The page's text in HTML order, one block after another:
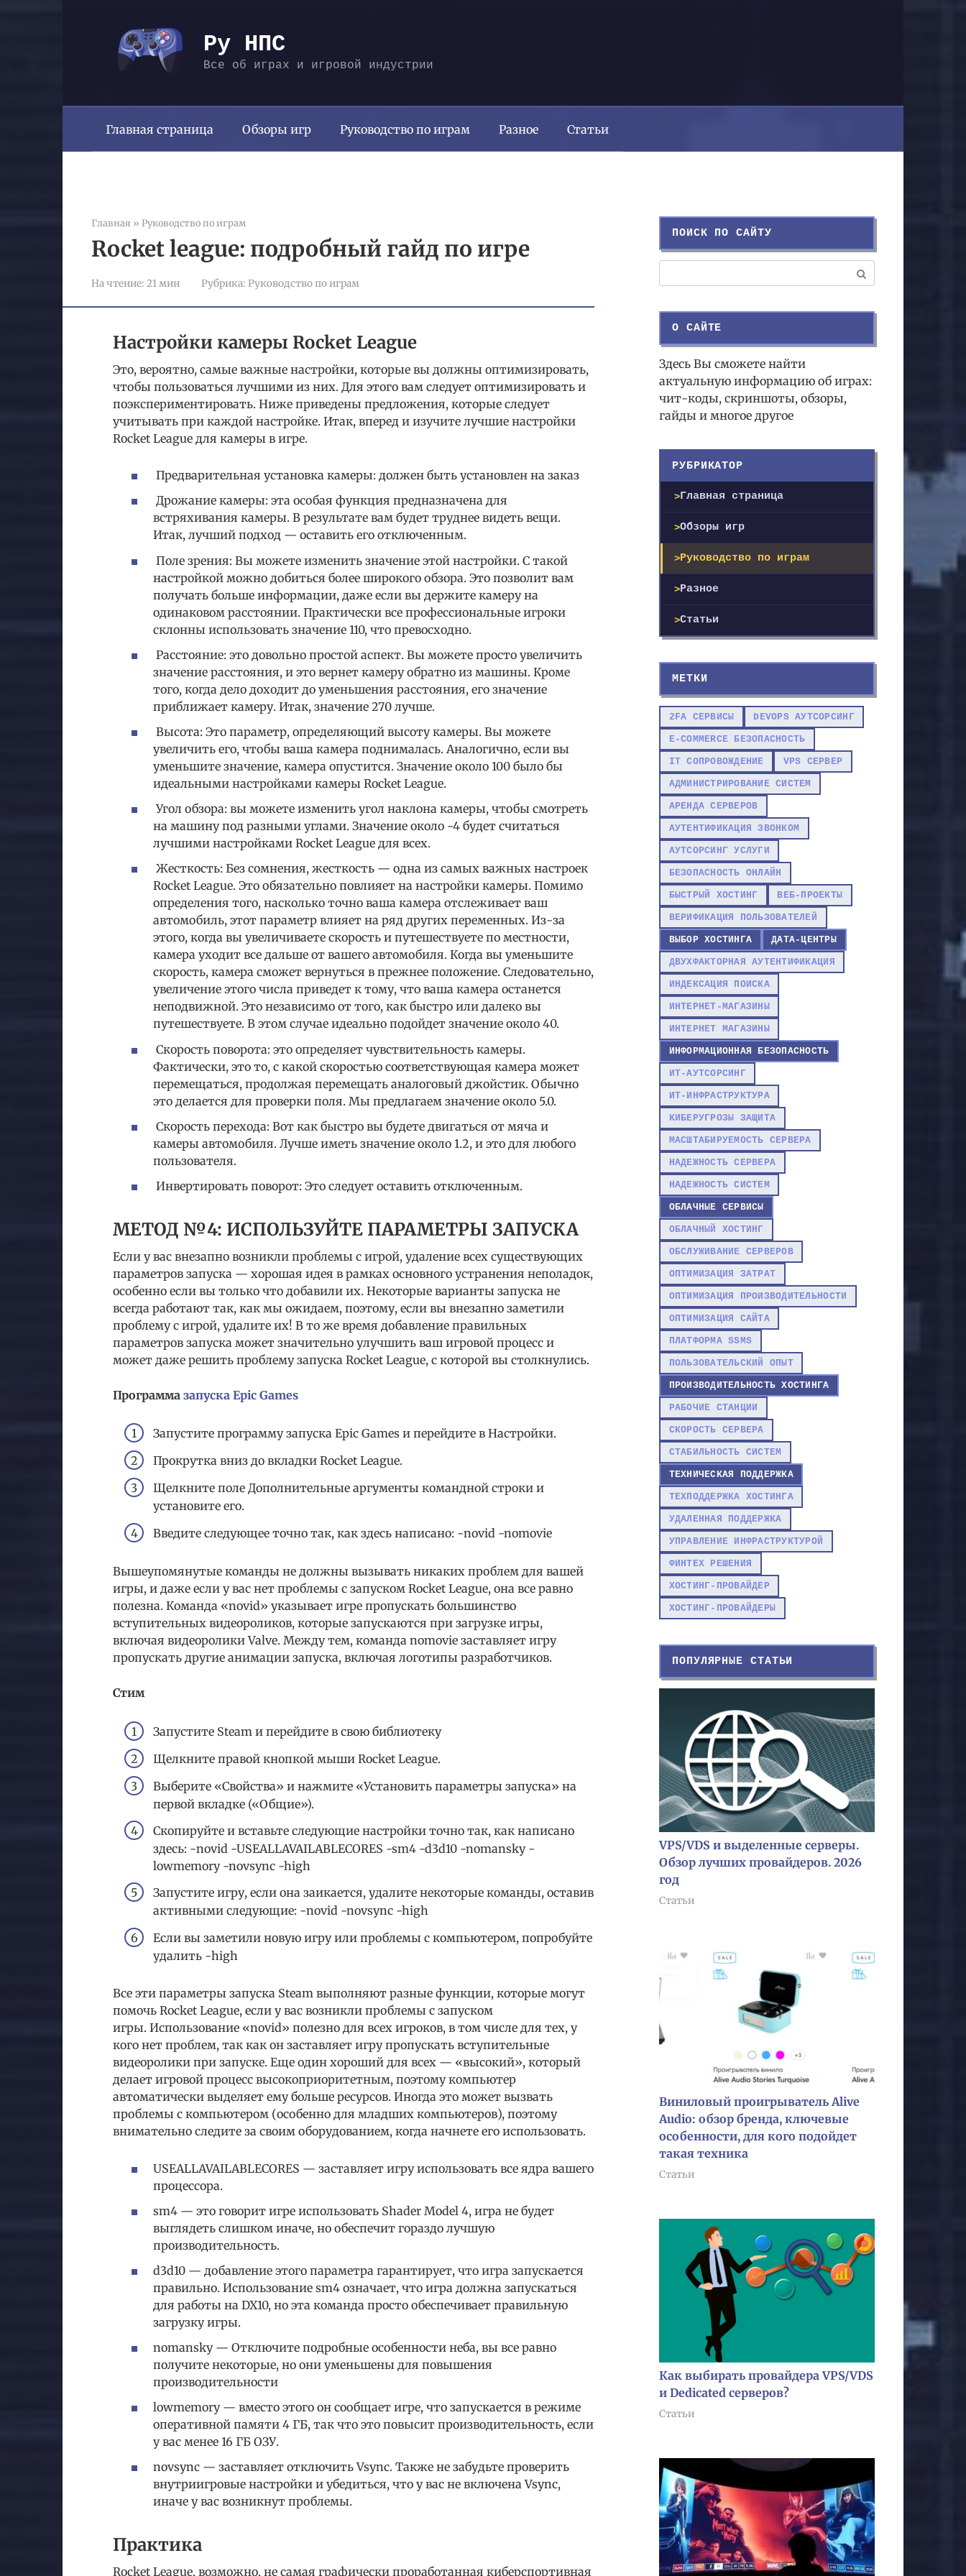
Ру НПС
Все об играх и игровой индустрии
Главная страница Обзоры игр Руководство по играм Разное Статьи
Главная » Руководство по играм
Rocket league: подробный гайд по игре
На чтение: 21 мин Рубрика: Руководство по играм
Настройки камеры Rocket League
Это, вероятно, самые важные настройки, которые вы должны оптимизировать,
чтобы пользоваться лучшими из них. Для этого вам следует оптимизировать и
поэкспериментировать. Ниже приведены предложения, которые следует
учитывать при каждой настройке. Итак, вперед и изучите лучшие настройки
Rocket League для камеры в игре.
Предварительная установка камеры: должен быть установлен на заказ
Дрожание камеры: эта особая функция предназначена для
встряхивания камеры. В результате вам будет труднее видеть вещи.
Итак, лучший подход — оставить его отключенным.
Поле зрения: Вы можете изменить значение этой настройки. С такой
настройкой можно добиться более широкого обзора. Это позволит вам
получать больше информации, даже если вы держите камеру на
одинаковом расстоянии. Практически все профессиональные игроки
склонны использовать значение 110, что превосходно.
Расстояние: это довольно простой аспект. Вы можете просто увеличить
значение расстояния, и это вернет камеру обратно из машины. Кроме
того, когда дело доходит до уменьшения расстояния, его значение
приближает камеру. Итак, значение 270 лучше.
Высота: Это параметр, определяющий высоту камеры. Вы можете
увеличить его, чтобы ваша камера поднималась. Аналогично, если вы
уменьшите значение, камера опустится. Значение около 100 было бы
идеальными настройками камеры Rocket League.
Угол обзора: вы можете изменить угол наклона камеры, чтобы смотреть
на машину под разными углами. Значение около -4 будет считаться
лучшими настройками Rocket League для всех.
Жесткость: Без сомнения, жесткость — одна из самых важных настроек
Rocket League. Это обязательно повлияет на настройки камеры. Помимо
определения того, насколько точно ваша камера отслеживает ваш
автомобиль, этот параметр влияет на ряд других переменных. Из-за
этого, когда вы увеличиваете скорость и путешествуете по местности,
камера уходит все дальше от вашего автомобиля. Когда вы уменьшите
скорость, камера сможет вернуться в прежнее положение. Следовательно,
увеличение этого числа приведет к тому, что ваша камера останется
неподвижной. Это независимо от того, как быстро или далеко вы
путешествуете. В этом случае идеально подойдет значение около 40.
Скорость поворота: это определяет чувствительность камеры.
Фактически, это то, с какой скоростью соответствующая камера может
перемещаться, продолжая перемещать аналоговый джойстик. Обычно
это делается для проверки поля. Мы предлагаем значение около 5.0.
Скорость перехода: Вот как быстро вы будете двигаться от мяча и
камеры автомобиля. Лучше иметь значение около 1.2, и это для любого
пользователя.
Инвертировать поворот: Это следует оставить отключенным.
МЕТОД №4: ИСПОЛЬЗУЙТЕ ПАРАМЕТРЫ ЗАПУСКА
Если у вас внезапно возникли проблемы с игрой, удаление всех существующих
параметров запуска — хорошая идея в рамках основного устранения неполадок,
особенно если вы только что добавили их. Некоторые варианты запуска не
всегда работают так, как мы ожидаем, поэтому, если вы внезапно заметили
проблему с игрой, удалите их! В то же время добавление правильных
параметров запуска может значительно улучшить ваш игровой процесс и
может даже решить проблему запуска Rocket League, с которой вы столкнулись.
Программа запуска Epic Games
Запустите программу запуска Epic Games и перейдите в Настройки.
Прокрутка вниз до вкладки Rocket League.
Щелкните поле Дополнительные аргументы командной строки и
установите его.
Введите следующее точно так, как здесь написано: -novid -nomovie
Вышеупомянутые команды не должны вызывать никаких проблем для вашей
игры, и даже если у вас нет проблемы с запуском Rocket League, она все равно
полезна. Команда «novid» указывает игре пропускать большинство
вступительных видеороликов, которые запускаются при загрузке игры,
включая видеоролики Valve. Между тем, команда nomovie заставляет игру
пропускать другие анимации запуска, включая логотипы разработчиков.
Стим
Запустите Steam и перейдите в свою библиотеку
Щелкните правой кнопкой мыши Rocket League.
Выберите «Свойства» и нажмите «Установить параметры запуска» на
первой вкладке («Общие»).
Скопируйте и вставьте следующие настройки точно так, как написано
здесь: -novid -USEALLAVAILABLECORES -sm4 -d3d10 -nomansky -
lowmemory -novsync -high
Запустите игру, если она заикается, удалите некоторые команды, оставив
активными следующие: -novid -novsync -high
Если вы заметили новую игру или проблемы с компьютером, попробуйте
удалить -high
Все эти параметры запуска Steam выполняют разные функции, которые могут
помочь Rocket League, если у вас возникли проблемы с запуском
игры. Использование «novid» полезно для всех игроков, в том числе для тех, у
кого нет проблем, так как он заставляет игру пропускать вступительные
видеоролики при запуске. Еще один хороший для всех — «высокий», который
делает игровой процесс высокоприоритетным, поэтому компьютер
автоматически выделяет ему больше ресурсов. Иногда это может вызвать
проблемы с компьютером (особенно для младших компьютеров), поэтому
внимательно следите за своим оборудованием, когда начнете его использовать.
USEALLAVAILABLECORES — заставляет игру использовать все ядра вашего
процессора.
sm4 — это говорит игре использовать Shader Model 4, игра не будет
выглядеть слишком иначе, но обеспечит гораздо лучшую
производительность.
d3d10 — добавление этого параметра гарантирует, что игра запускается
правильно. Использование sm4 означает, что игра должна запускаться
для работы на DX10, но эта команда просто обеспечивает правильную
загрузку игры.
nomansky — Отключите подробные особенности неба, вы все равно
получите некоторые, но они уменьшены для повышения
производительности
lowmemory — вместо этого он сообщает игре, что запускается в режиме
оперативной памяти 4 ГБ, так что это повысит производительность, если
у вас менее 16 ГБ ОЗУ.
novsync — заставляет отключить Vsync. Также не забудьте проверить
внутриигровые настройки и убедиться, что у вас не включена Vsync,
иначе у вас возникнут проблемы.
Практика
Rocket League, возможно, не самая графически проработанная киберспортивная
ПОИСК ПО САЙТУ
О САЙТЕ
Здесь Вы сможете найти
актуальную информацию об играх:
чит-коды, скриншоты, обзоры,
гайды и многое другое
РУБРИКАТОР
Главная страница
Обзоры игр
Руководство по играм
Разное
Статьи
МЕТКИ
2FA СЕРВИСЫ DEVOPS АУТСОРСИНГ
E-COMMERCE БЕЗОПАСНОСТЬ
IT СОПРОВОЖДЕНИЕ VPS СЕРВЕР
АДМИНИСТРИРОВАНИЕ СИСТЕМ
АРЕНДА СЕРВЕРОВ
АУТЕНТИФИКАЦИЯ ЗВОНКОМ
АУТСОРСИНГ УСЛУГИ
БЕЗОПАСНОСТЬ ОНЛАЙН
БЫСТРЫЙ ХОСТИНГ ВЕБ-ПРОЕКТЫ
ВЕРИФИКАЦИЯ ПОЛЬЗОВАТЕЛЕЙ
ВЫБОР ХОСТИНГА ДАТА-ЦЕНТРЫ
ДВУХФАКТОРНАЯ АУТЕНТИФИКАЦИЯ
ИНДЕКСАЦИЯ ПОИСКА
ИНТЕРНЕТ-МАГАЗИНЫ
ИНТЕРНЕТ МАГАЗИНЫ
ИНФОРМАЦИОННАЯ БЕЗОПАСНОСТЬ
ИТ-АУТСОРСИНГ
ИТ-ИНФРАСТРУКТУРА
КИБЕРУГРОЗЫ ЗАЩИТА
МАСШТАБИРУЕМОСТЬ СЕРВЕРА
НАДЕЖНОСТЬ СЕРВЕРА
НАДЕЖНОСТЬ СИСТЕМ
ОБЛАЧНЫЕ СЕРВИСЫ
ОБЛАЧНЫЙ ХОСТИНГ
ОБСЛУЖИВАНИЕ СЕРВЕРОВ
ОПТИМИЗАЦИЯ ЗАТРАТ
ОПТИМИЗАЦИЯ ПРОИЗВОДИТЕЛЬНОСТИ
ОПТИМИЗАЦИЯ САЙТА
ПЛАТФОРМА SSMS
ПОЛЬЗОВАТЕЛЬСКИЙ ОПЫТ
ПРОИЗВОДИТЕЛЬНОСТЬ ХОСТИНГА
РАБОЧИЕ СТАНЦИИ
СКОРОСТЬ СЕРВЕРА
СТАБИЛЬНОСТЬ СИСТЕМ
ТЕХНИЧЕСКАЯ ПОДДЕРЖКА
ТЕХПОДДЕРЖКА ХОСТИНГА
УДАЛЕННАЯ ПОДДЕРЖКА
УПРАВЛЕНИЕ ИНФРАСТРУКТУРОЙ
ФИНТЕХ РЕШЕНИЯ
ХОСТИНГ-ПРОВАЙДЕР
ХОСТИНГ-ПРОВАЙДЕРЫ
ПОПУЛЯРНЫЕ СТАТЬИ
VPS/VDS и выделенные серверы.
Обзор лучших провайдеров. 2026
год
Статьи
Виниловый проигрыватель Alive
Audio: обзор бренда, ключевые
особенности, для кого подойдет
такая техника
Статьи
Как выбирать провайдера VPS/VDS
и Dedicated серверов?
Статьи